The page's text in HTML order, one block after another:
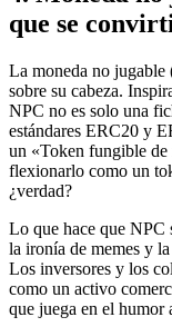
que se
La moneda no
sobre su cabeza.
NPC no es solo una
estándares ERC20 y
un «Token fungible
flexionarlo como un
¿verdad?
Lo que hace que NPC
la ironía de memes y
Los inversores y los
como un activo
que juega en el humor